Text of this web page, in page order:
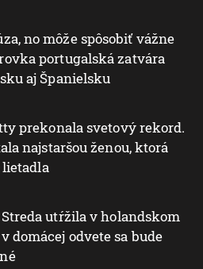
no môže spôsobiť vážne
portugalská zatvára
aj Španielsku
prekonala svetový rekord.
najstaršou ženou, ktorá
Streda utŕžila v holandskom
domácej odvete sa bude